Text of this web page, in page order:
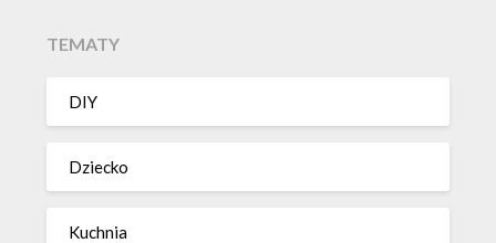
TEMATY
DIY
Dziecko
Kuchnia